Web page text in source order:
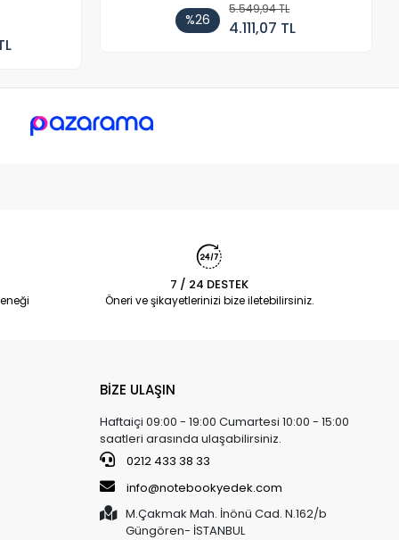
%26
5.549,94 TL
4.111,07 TL
7 / 24 DESTEK
Öneri ve şikayetlerinizi bize iletebilirsiniz.
BİZE ULAŞIN
Haftaiçi 09:00 - 19:00 Cumartesi 10:00 - 15:00
saatleri arasında ulaşabilirsiniz.
0212 433 38 33
info@notebookyedek.com
M.Çakmak Mah. İnönü Cad. N.162/b
Güngören- İSTANBUL